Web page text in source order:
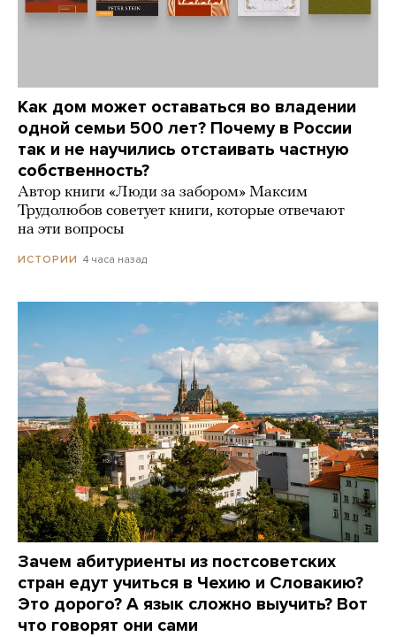
Как дом может оставаться во владении
одной семьи 500 лет? Почему в России
так и не научились отстаивать частную
собственность?
Автор книги «Люди за забором» Максим
Трудолюбов советует книги, которые отвечают
на эти вопросы
ИСТОРИИ 4 часа назад
Зачем абитуриенты из постсоветских
стран едут учиться в Чехию и Словакию?
Это дорого? А язык сложно выучить? Вот
что говорят они сами